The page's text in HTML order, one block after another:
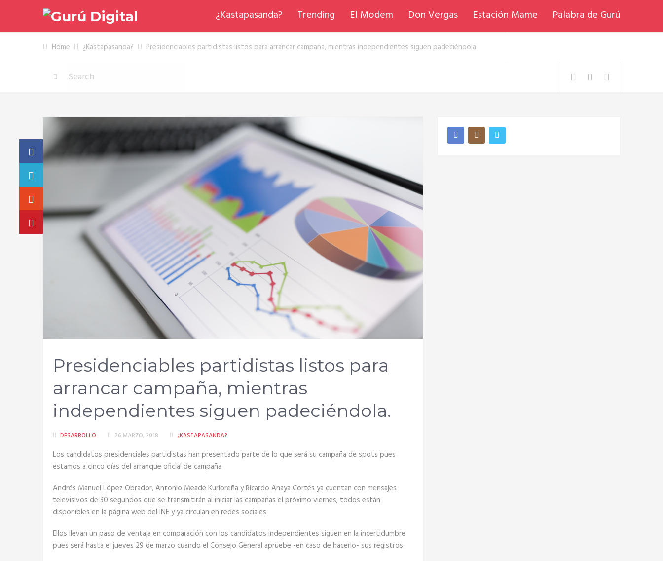
¿Kastapasanda? Trending El Modem Don Vergas Estación Mame Palabra de Gurú
Home ¿Kastapasanda? Presidenciables partidistas listos para arrancar campaña, mientras independientes siguen padeciéndola.
Presidenciables partidistas listos para
arrancar campaña, mientras
independientes siguen padeciéndola.
DESARROLLO 26 MARZO, 2018 ¿KASTAPASANDA?
Los candidatos presidenciales partidistas han presentado parte de lo que será su campaña de spots pues
estamos a cinco días del arranque oficial de campaña.
Andrés Manuel López Obrador, Antonio Meade Kuribreña y Ricardo Anaya Cortés ya cuentan con mensajes
televisivos de 30 segundos que se transmitirán al iniciar las campañas el próximo viernes; todos están
disponibles en la página web del INE y ya circulan en redes sociales.
Ellos llevan un paso de ventaja en comparación con los candidatos independientes siguen en la incertidumbre
pues será hasta el jueves 29 de marzo cuando el Consejo General apruebe -en caso de hacerlo- sus registros.